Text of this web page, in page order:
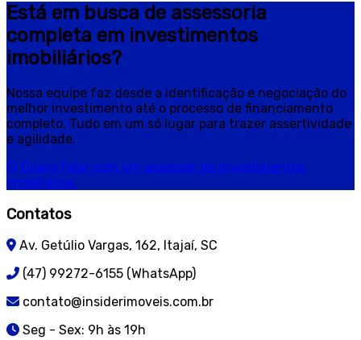
Está em busca de assessoria
completa em investimentos
imobiliários?
Nossa equipe faz desde a identificação e negociação do
melhor investimento até o processo de financiamento
completo. Tudo em um só lugar para trazer assertividade
e agilidade.
Quero falar com um assessor de investimentos
imobiliários.
Contatos
Av. Getúlio Vargas, 162, Itajaí, SC
(47) 99272-6155 (WhatsApp)
contato@insiderimoveis.com.br
Seg - Sex: 9h às 19h